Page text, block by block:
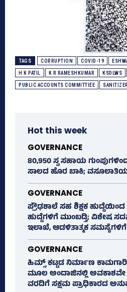
TAGS CORRUPTION COVID-19
H K PATIL K R RAMESHKUMAR KSDLWS
PUBLIC ACCOUNTS COMMITTIEE SANITIZER
Hot this week
GOVERNANCE
80,950 ಸ್ವ ಸಹಾಯ
ಸಾಲದ ಹೊರ ಬಾಕಿ;
GOVERNANCE
ಪ್ರೌಢಶಾಲೆ ಸಹ ಶಿಕ್ಷಕ
ಹುದ್ದೆಗಳಿಗೆ ಮುಂಬಡ್ತಿ; ವಿಶೇಷ
ಇಲಾಖೆ, ಆಡಳಿತಾತ್ಮಕ
GOVERNANCE
ಹಿಮ್ಸ್‌ ಕಟ್ಟಡ ನಿರ್ಮಾಣ
ಮೂಲ ಅಂದಾಜಿನಲ್ಲಿ ಅವಕಾಶವೇ
ವರದಿಗೆ ಸಕ್ಷಮ ಪ್ರಾಧಿಕಾರದ